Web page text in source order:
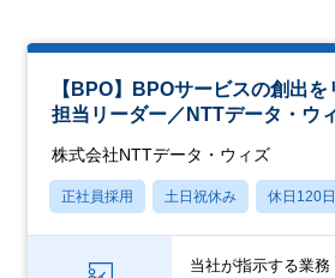
【BPO】BPOサービスの創出
担当リーダー／NTTデータ・ウ
株式会社NTTデータ・ウィズ
正社員採用 土日祝休み 休日120
当社が指示する業務